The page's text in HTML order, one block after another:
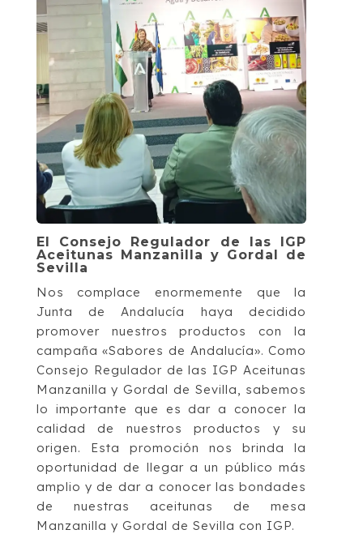
El Consejo Regulador de las IGP
Aceitunas Manzanilla y Gordal de
Sevilla
Nos complace enormemente que la
Junta de Andalucía haya decidido
promover nuestros productos con la
campaña «Sabores de Andalucía». Como
Consejo Regulador de las IGP Aceitunas
Manzanilla y Gordal de Sevilla, sabemos
lo importante que es dar a conocer la
calidad de nuestros productos y su
origen. Esta promoción nos brinda la
oportunidad de llegar a un público más
amplio y de dar a conocer las bondades
de nuestras aceitunas de mesa
Manzanilla y Gordal de Sevilla con IGP.